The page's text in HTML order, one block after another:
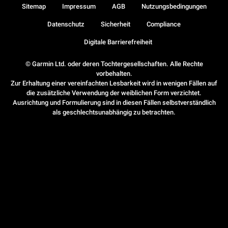
© Garmin Ltd. oder deren Tochtergesellschaften. Alle Rechte
vorbehalten.
Zur Erhaltung einer vereinfachten Lesbarkeit wird in wenigen Fällen auf
die zusätzliche Verwendung der weiblichen Form verzichtet.
Ausrichtung und Formulierung sind in diesen Fällen selbstverständlich
als geschlechtsunabhängig zu betrachten.
Sitemap Impressum AGB Nutzungsbedingungen
Datenschutz Sicherheit Compliance
Digitale Barrierefreiheit